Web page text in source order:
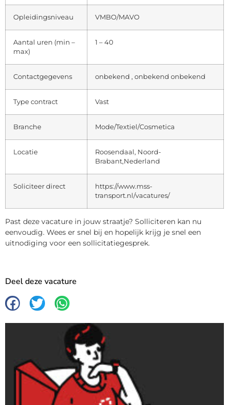
Opleidingsniveau VMBO/MAVO
Aantal uren (min –
max)
1 – 40
Contactgegevens onbekend , onbekend onbekend
Type contract Vast
Branche Mode/Textiel/Cosmetica
Locatie
Roosendaal, Noord-
Brabant,Nederland
Soliciteer direct
https://www.mss-
transport.nl/vacatures/
Past deze vacature in jouw straatje? Solliciteren kan nu
eenvoudig. Wees er snel bij en hopelijk krijg je snel een
uitnodiging voor een sollicitatiegesprek.
Deel deze vacature